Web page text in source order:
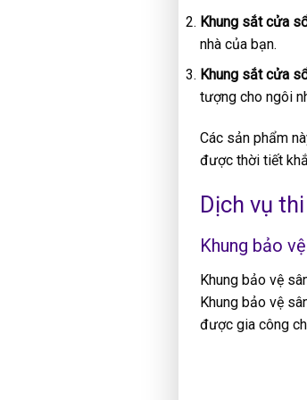
Khung sắt cửa
nhà của bạn.
Khung sắt cửa
tượng cho ngôi
Các sản phẩm
được thời tiết
Dịch vụ
Khung bảo
Khung bảo vệ
Khung bảo vệ
được gia công